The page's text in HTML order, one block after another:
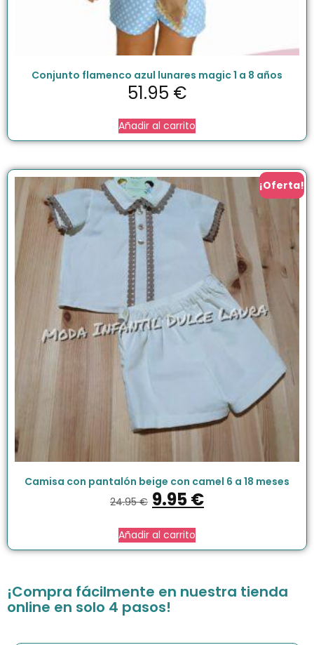
Conjunto flamenco azul lunares magic 1 a 8 años
51.95 €
Añadir al carrito
¡Oferta!
Camisa con pantalón beige con camel 6 a 18 meses
24.95€ 9.95€
Añadir al carrito
¡Compra fácilmente en nuestra tienda
online en solo 4 pasos!